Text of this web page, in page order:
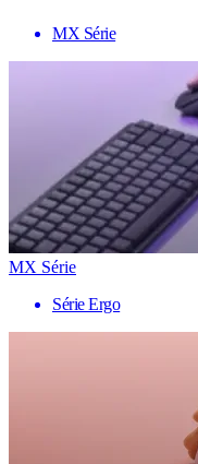
MX Série
MX Série
Série Ergo